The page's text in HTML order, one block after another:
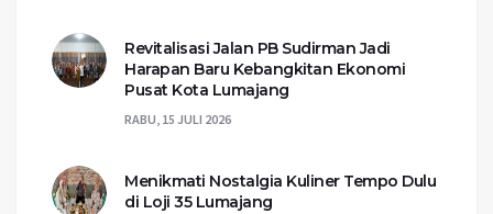
Revitalisasi Jalan PB Sudirman Jadi
Harapan Baru Kebangkitan Ekonomi
Pusat Kota Lumajang
RABU, 15 JULI 2026
Menikmati Nostalgia Kuliner Tempo Dulu
di Loji 35 Lumajang